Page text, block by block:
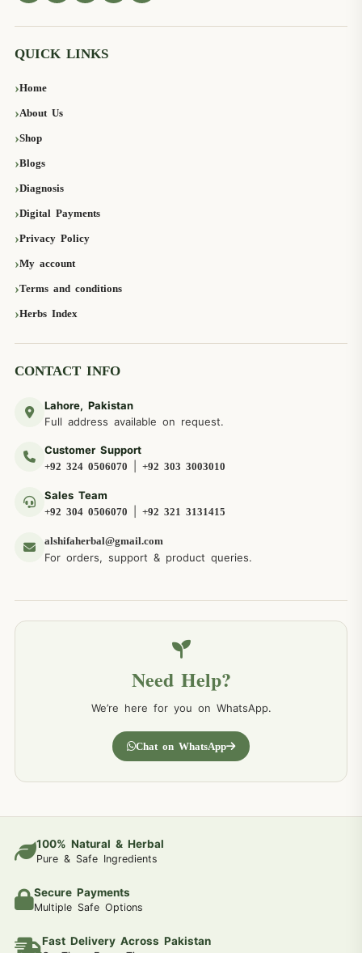
QUICK LINKS
Home
About Us
Shop
Blogs
Diagnosis
Digital Payments
Privacy Policy
My account
Terms and conditions
Herbs Index
CONTACT INFO
Lahore, Pakistan
Full address available on request.
Customer Support
+92 324 0506070 +92 303 3003010
Sales Team
+92 304 0506070 +92 321 3131415
alshifaherbal@gmail.com
For orders, support & product queries.
Need Help?
We’re here for you on WhatsApp.
Chat on WhatsApp
100% Natural & Herbal
Pure & Safe Ingredients
Secure Payments
Multiple Safe Options
Fast Delivery Across Pakistan